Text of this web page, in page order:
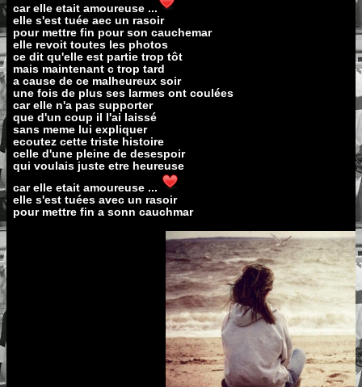
car elle etait amoureuse ...
elle s'est tuée aec un rasoir
pour mettre fin pour son cauchemar
elle revoit toutes les photos
ce dit qu'elle est partie trop tôt
mais maintenant c trop tard
a cause de ce malheureux soir
une fois de plus ses larmes ont coulées
car elle n'a pas supporter
que d'un coup il l'ai laissé
sans meme lui expliquer
ecoutez cette triste histoire
celle d'une pleine de desespoir
qui voulais juste etre heureuse
car elle etait amoureuse ...
elle s'est tuées avec un rasoir
pour mettre fin a sonn cauchmar